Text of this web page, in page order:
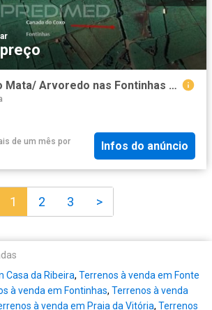
Terreno Rustico Mata/ Arvoredo nas Fontinhas 242m2
de um mês por
Infos do anúncio
1 2 3 >
Casa da Ribeira, Terrenos à venda em Fonte
à venda em Fontinhas, Terrenos à venda
à venda em Praia da Vitória, Terrenos